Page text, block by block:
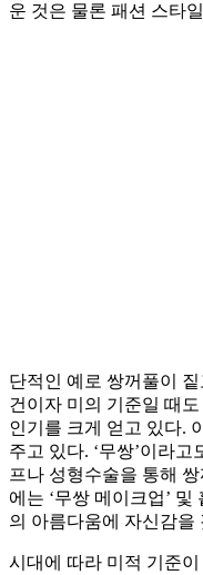
운 것은 물론 패션 스타
단적인 예로 쌍꺼풀이
건이자 미의 기준일 때
인기를 크게 얻고 있다.
주고 있다. ‘무쌍’이라고
프나 성형수술을 통해
에는 ‘무쌍 메이크업’
의 아름다움에 자신감을
시대에 따라 미적 기준